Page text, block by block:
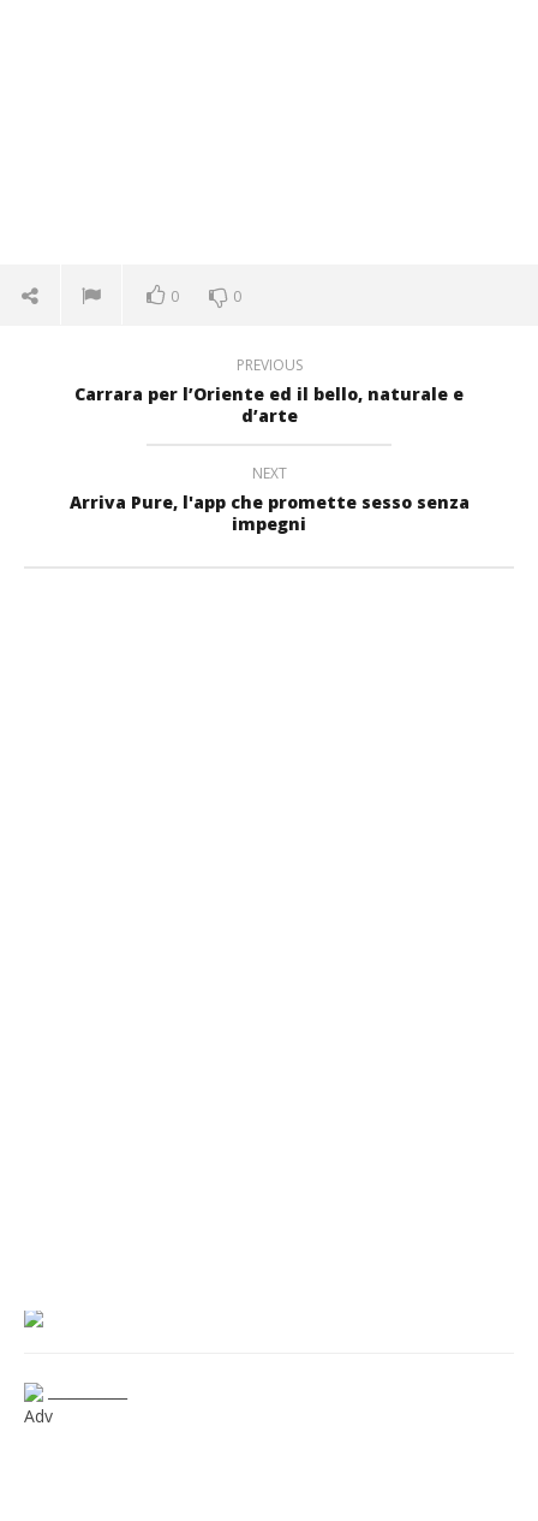
0 0
PREVIOUS
Carrara per l’Oriente ed il bello, naturale e
d’arte
NEXT
Arriva Pure, l'app che promette sesso senza
impegni
Adv